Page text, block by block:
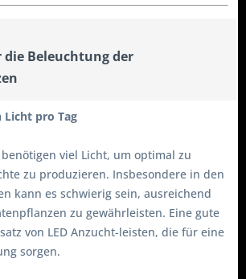
Beleuchtung der
Licht pro Tag
viel Licht, um optimal zu
zu produzieren. Insbesondere in den
kann es schwierig sein, ausreichend
zu gewährleisten. Eine gute
von LED Anzucht-leisten, die für eine
sorgen.